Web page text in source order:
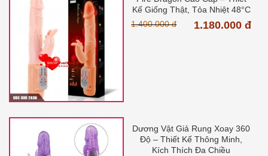
Kế Giống Thật, Tỏa Nhiệt 48°C
1.400.000 đ
1.180.000 đ
Dương Vật Giả Rung Xoay 360
Độ – Thiết Kế Thông Minh,
Kích Thích Đa Chiều